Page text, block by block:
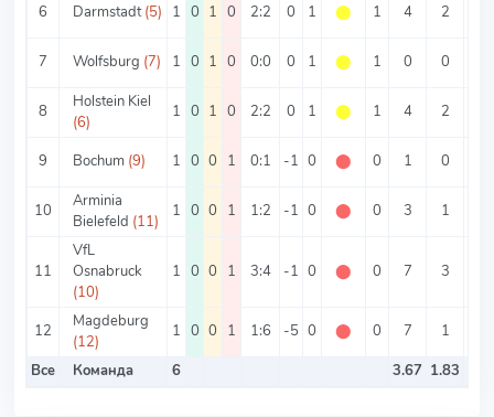
6 Darmstadt (5) 1 0 1 0 2:2 0 1 ⬤ 1 4 2
7 Wolfsburg (7) 1 0 1 0 0:0 0 1 ⬤ 1 0 0
8
Holstein Kiel
(6)
1 0 1 0 2:2 0 1 ⬤ 1 4 2
9 Bochum (9) 1 0 0 1 0:1 -1 0 ⬤ 0 1 0
10
Arminia
Bielefeld (11)
1 0 0 1 1:2 -1 0 ⬤ 0 3 1
11
VfL
Osnabruck
(10)
1 0 0 1 3:4 -1 0 ⬤ 0 7 3
12
Magdeburg
(12)
1 0 0 1 1:6 -5 0 ⬤ 0 7 1
Все
Команда 6 3.67 1.83